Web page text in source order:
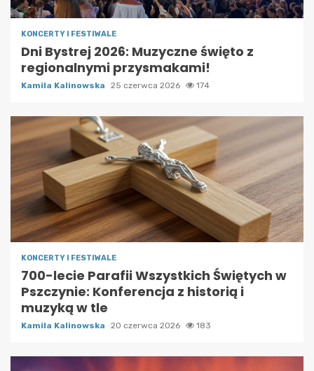
KONCERTY I FESTIWALE
Dni Bystrej 2026: Muzyczne święto z
regionalnymi przysmakami!
Kamila Kalinowska 25 czerwca 2026 174
KONCERTY I FESTIWALE
700-lecie Parafii Wszystkich Świętych w
Pszczynie: Konferencja z historią i
muzyką w tle
Kamila Kalinowska 20 czerwca 2026 183